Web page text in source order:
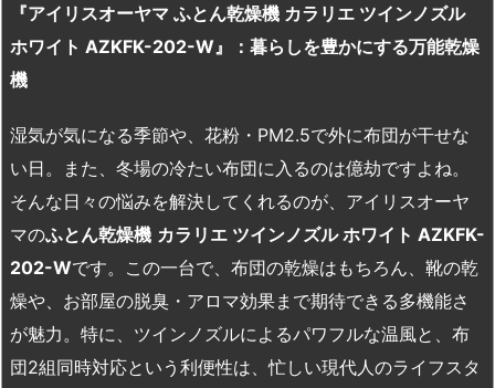
『アイリスオーヤマ ふとん乾燥機 カラリエ ツインノズル
ホワイト AZKFK-202-W 』：暮らしを豊かにする万能乾燥
機
湿気が気になる季節や、花粉・PM2.5で外に布団が干せな
い日。また、冬場の冷たい布団に入るのは億劫ですよね。
そんな日々の悩みを解決してくれるのが、アイリスオーヤ
マのふとん乾燥機 カラリエ ツインノズルホワイト AZKFK-
202-Wです。この一台で、布団の乾燥はもちろん、靴の乾
燥や、お部屋の脱臭・アロマ効果まで期待できる多機能さ
が魅力。特に、ツインノズルによるパワフルな温風と、布
団2組同時対応という利便性は、忙しい現代人のライフスタ